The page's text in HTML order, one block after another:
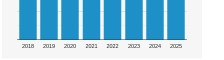
2018 2019 2020 2021 2022 2023 2024 2025